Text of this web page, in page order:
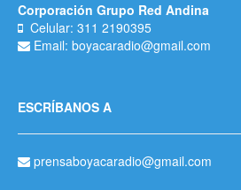
Corporación Grupo Red Andina
Celular: 311 2190395
Email: boyacaradio@gmail.com
ESCRÍBANOS A
prensaboyacaradio@gmail.com